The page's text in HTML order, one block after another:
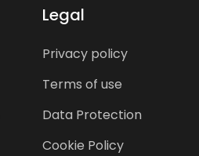
Legal
Privacy policy
Terms of use
Data Protection
Cookie Policy